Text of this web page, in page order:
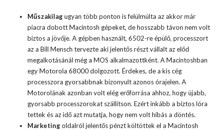
Műszakilagugyan több ponton is felülmúlta az akkor már
piacra dobott Macintosh gépeket, de hosszabb távon nem volt
biztos a jövője. A gépben használt, 6502-re épülő, processzort
az a Bill Mensch tervezte aki jelentős részt vállalt az előd
megalkotásánál még a MOS alkalmazottként. A Macintoshban
egy Motorola 68000 dolgozott. Érdekes, de a kis cég
processzora gyorsabbnak bizonyult azonos órajelen. A
Motorolának azonban volt elég erőforrása ahhoz, hogy újabb,
gyorsabb processzorokat szállítson. Ezért inkább a biztos lóra
tettek és az idő azt mutatja, hogy nem volt hibás a döntés.
Marketingoldalról jelentős pénzt költöttek el a Macintosh